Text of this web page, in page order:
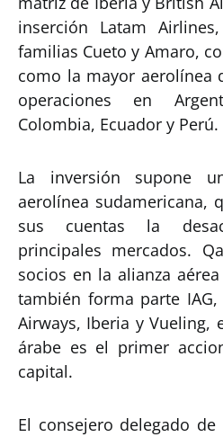
inserción Latam
familias Cueto y Amaro,
como la mayor aerolínea
operaciones en
Colombia, Ecuador y Perú.
La inversión supone
aerolínea sudamericana,
sus cuentas la
principales mercados.
socios en la alianza
también forma parte
Airways, Iberia y Vueling,
árabe es el primer
capital.
El consejero delegado